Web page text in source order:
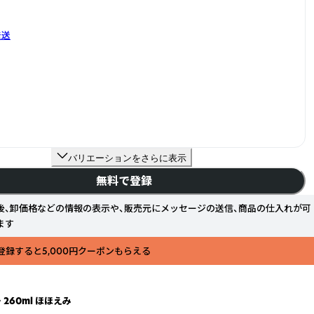
バリエーションをさらに表示
無料で登録
、卸価格などの情報の表示や、販売元にメッセージの送信、商品の仕入れが可
す
登録すると5,000円クーポンもらえる
260ml ほほえみ